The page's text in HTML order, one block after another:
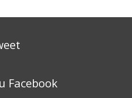
Facebook